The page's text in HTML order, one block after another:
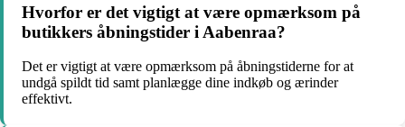
Hvorfor er det vigtigt at være opmærksom på
butikkers åbningstider i Aabenraa?
Det er vigtigt at være opmærksom på åbningstiderne for at
undgå spildt tid samt planlægge dine indkøb og ærinder
effektivt.